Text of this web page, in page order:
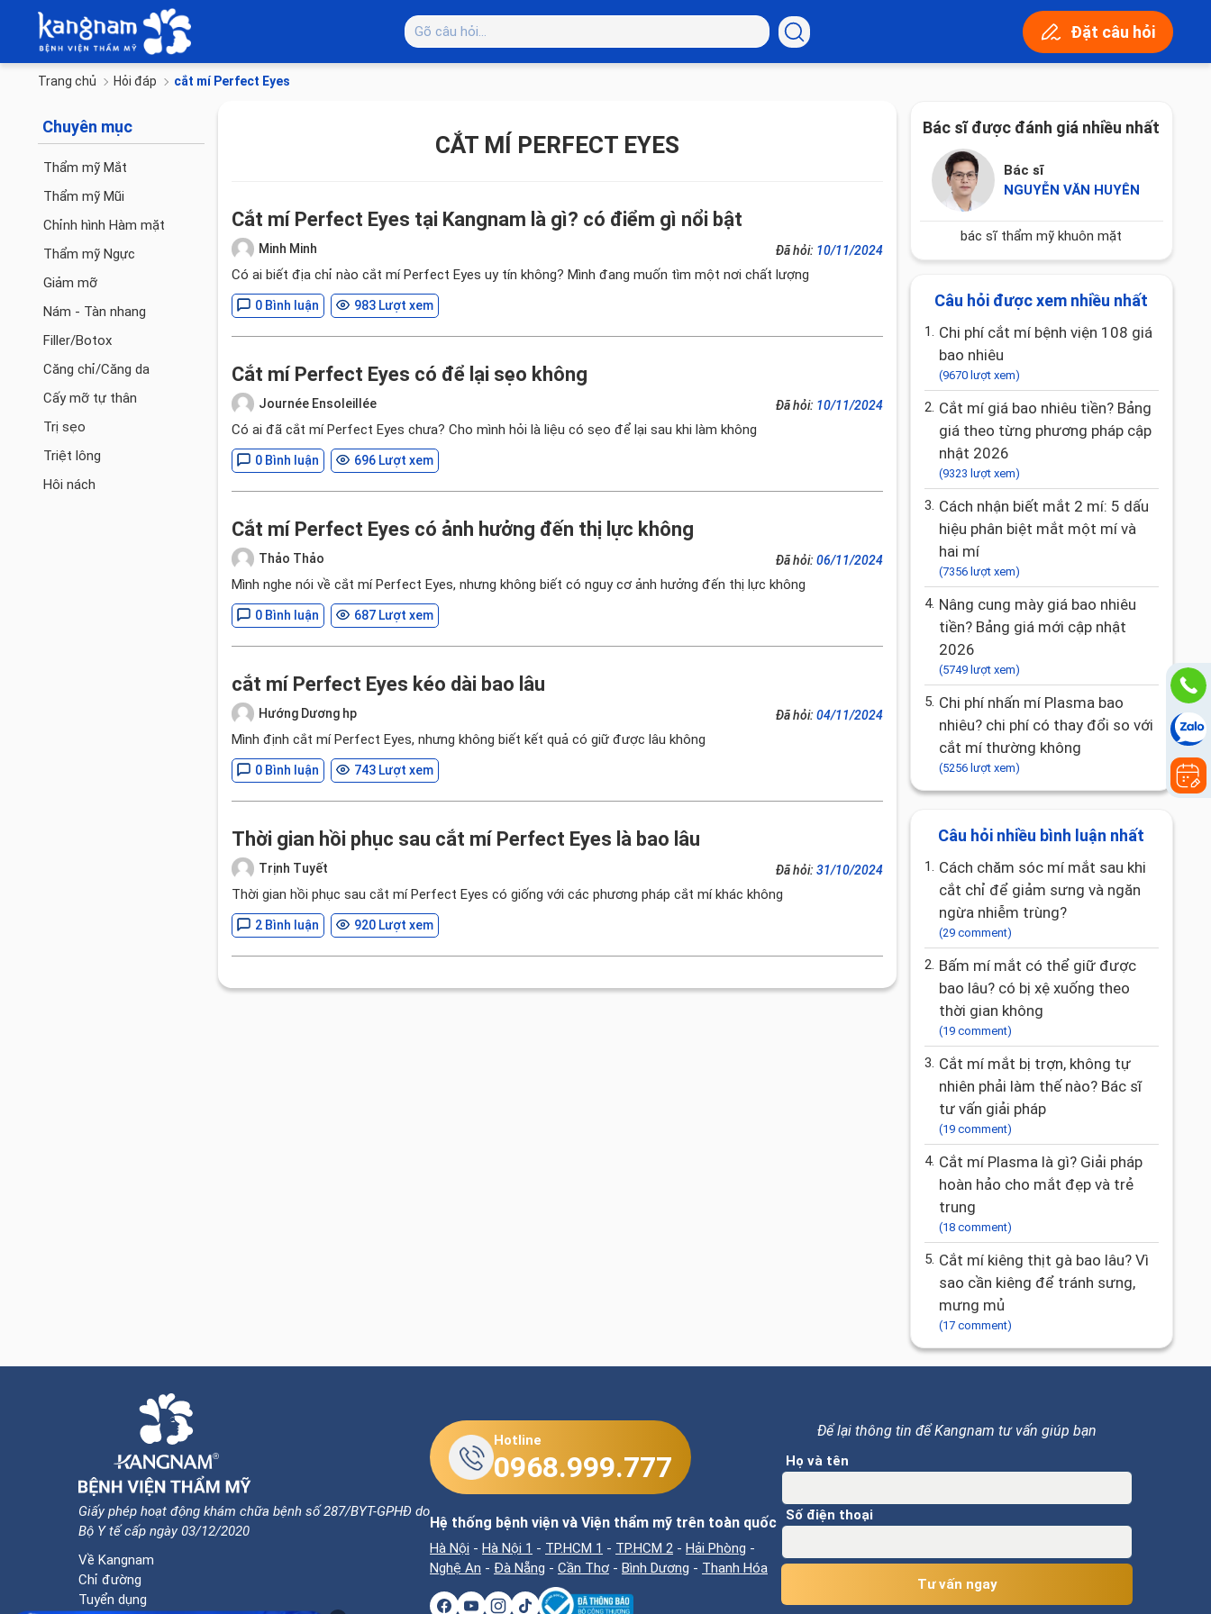
Đặt câu hỏi
Trang chủ Hỏi đáp cắt mí Perfect Eyes
Chuyên mục
Thẩm mỹ Mắt
Thẩm mỹ Mũi
Chỉnh hình Hàm mặt
Thẩm mỹ Ngực
Giảm mỡ
Nám - Tàn nhang
Filler/Botox
Căng chỉ/Căng da
Cấy mỡ tự thân
Trị sẹo
Triệt lông
Hôi nách
CẮT MÍ PERFECT EYES
Cắt mí Perfect Eyes tại Kangnam là gì? có điểm gì nổi bật
Minh Minh Đã hỏi: 10/11/2024
Có ai biết địa chỉ nào cắt mí Perfect Eyes uy tín không? Mình đang muốn tìm một nơi chất lượng
0 Bình luận 983 Lượt xem
Cắt mí Perfect Eyes có để lại sẹo không
Journée Ensoleillée Đã hỏi: 10/11/2024
Có ai đã cắt mí Perfect Eyes chưa? Cho mình hỏi là liệu có sẹo để lại sau khi làm không
0 Bình luận 696 Lượt xem
Cắt mí Perfect Eyes có ảnh hưởng đến thị lực không
Thảo Thảo Đã hỏi: 06/11/2024
Mình nghe nói về cắt mí Perfect Eyes, nhưng không biết có nguy cơ ảnh hưởng đến thị lực không
0 Bình luận 687 Lượt xem
cắt mí Perfect Eyes kéo dài bao lâu
Hướng Dương hp Đã hỏi: 04/11/2024
Mình định cắt mí Perfect Eyes, nhưng không biết kết quả có giữ được lâu không
0 Bình luận 743 Lượt xem
Thời gian hồi phục sau cắt mí Perfect Eyes là bao lâu
Trịnh Tuyết Đã hỏi: 31/10/2024
Thời gian hồi phục sau cắt mí Perfect Eyes có giống với các phương pháp cắt mí khác không
2 Bình luận 920 Lượt xem
Bác sĩ được đánh giá nhiều nhất
Bác sĩ
NGUYỄN VĂN HUYÊN
bác sĩ thẩm mỹ khuôn mặt
Câu hỏi được xem nhiều nhất
1. Chi phí cắt mí bệnh viện 108 giá
bao nhiêu
(9670 lượt xem)
2. Cắt mí giá bao nhiêu tiền? Bảng
giá theo từng phương pháp cập
nhật 2026
(9323 lượt xem)
3. Cách nhận biết mắt 2 mí: 5 dấu
hiệu phân biệt mắt một mí và
hai mí
(7356 lượt xem)
4. Nâng cung mày giá bao nhiêu
tiền? Bảng giá mới cập nhật
2026
(5749 lượt xem)
5. Chi phí nhấn mí Plasma bao
nhiêu? chi phí có thay đổi so với
cắt mí thường không
(5256 lượt xem)
Câu hỏi nhiều bình luận nhất
1. Cách chăm sóc mí mắt sau khi
cắt chỉ để giảm sưng và ngăn
ngừa nhiễm trùng?
(29 comment)
2. Bấm mí mắt có thể giữ được
bao lâu? có bị xệ xuống theo
thời gian không
(19 comment)
3. Cắt mí mắt bị trợn, không tự
nhiên phải làm thế nào? Bác sĩ
tư vấn giải pháp
(19 comment)
4. Cắt mí Plasma là gì? Giải pháp
hoàn hảo cho mắt đẹp và trẻ
trung
(18 comment)
5. Cắt mí kiêng thịt gà bao lâu? Vì
sao cần kiêng để tránh sưng,
mưng mủ
(17 comment)
Giấy phép hoạt động khám chữa bệnh số 287/BYT-GPHĐ do
Bộ Y tế cấp ngày 03/12/2020
Về Kangnam
Chỉ đường
Tuyển dụng
Hotline
0968.999.777
Hệ thống bệnh viện và Viện thẩm mỹ trên toàn quốc
Hà Nội - Hà Nội 1 - TP.HCM 1 - TP.HCM 2 - Hải Phòng -
Nghệ An - Đà Nẵng - Cần Thơ - Bình Dương - Thanh Hóa
Để lại thông tin để Kangnam tư vấn giúp bạn
Họ và tên
Số điện thoại